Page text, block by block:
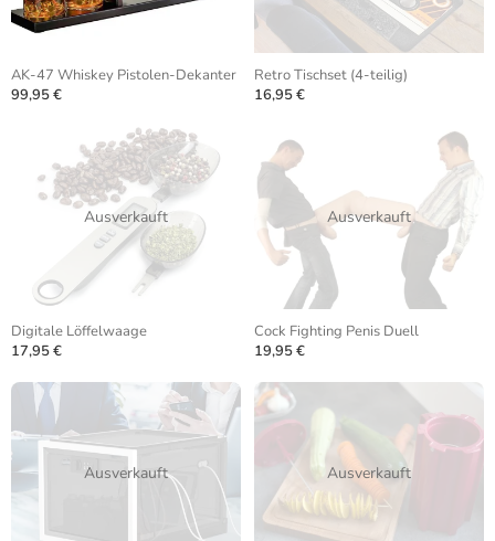
AK-47 Whiskey Pistolen-Dekanter
99,95 €
Retro Tischset (4-teilig)
16,95 €
Ausverkauft
Digitale Löffelwaage
17,95 €
Ausverkauft
Cock Fighting Penis Duell
19,95 €
Ausverkauft Ausverkauft